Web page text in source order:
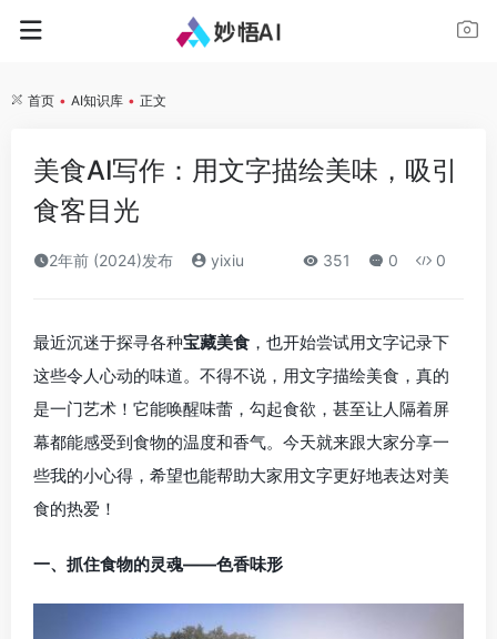
首页 • AI知识库 • 正文
美食AI写作：用文字描绘美味，吸引
食客目光
2年前 (2024)发布 yixiu 351 0 0
最近沉迷于探寻各种宝藏美食 ，也开始尝试用文字记录下
这些令人心动的味道。不得不说，用文字描绘美食，真的
是一门艺术！它能唤醒味蕾，勾起食欲，甚至让人隔着屏
幕都能感受到食物的温度和香气。今天就来跟大家分享一
些我的小心得，希望也能帮助大家用文字更好地表达对美
食的热爱！
一、抓住食物的灵魂——色香味形